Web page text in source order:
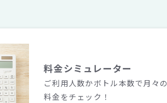
料金シミュレーター
ご利用人数かボトル本数で月々の
料金をチェック！